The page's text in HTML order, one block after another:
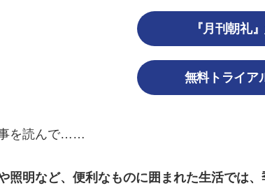
『月刊朝礼
無料トライア
を読んで……
照明など、便利なものに囲まれた生活では